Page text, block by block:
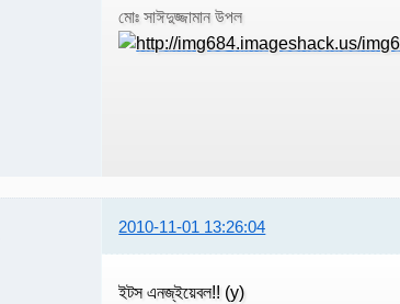
মোঃ সাঈদুজ্জামান উপল
2010-11-01 13:26:04
ইটস এনজ্ইয়েবল!! (y)